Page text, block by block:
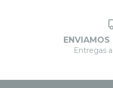
ENVIAMOS
Entregas